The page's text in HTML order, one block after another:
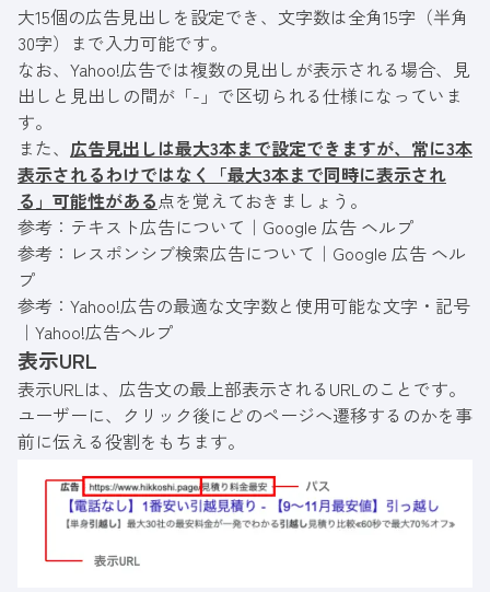
大15個の広告見出しを設定でき、文字数は全角15字（半角
30字）まで入力可能です。
なお、Yahoo!広告では複数の見出しが表示される場合、見
出しと見出しの間が「-」で区切られる仕様になっていま
す。
また、 広告見出しは最大3本まで設定できますが、常に3本
表示されるわけではなく「最大3本まで同時に表示され
る」可能性がある点を覚えておきましょう。
参考： テキスト広告について｜Google 広告 ヘルプ
参考： レスポンシブ検索広告について｜Google 広告 ヘル
プ
参考： Yahoo!広告の最適な文字数と使用可能な文字・記号
｜Yahoo!広告ヘルプ
表示URL
表示URLは、広告文の最上部表示されるURLのことです。
ユーザーに、クリック後にどのページへ遷移するのかを事
前に伝える役割をもちます。